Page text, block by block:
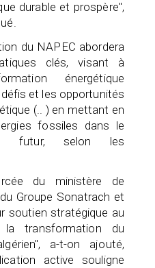
durable et prospère",
du NAPEC abordera
clés, visant à
énergétique
et les opportunités
(.. ) en mettant en
fossiles dans le
futur, selon les
du ministère de
Groupe Sonatrach et
soutien stratégique au
transformation du
a-t-on ajouté,
active souligne